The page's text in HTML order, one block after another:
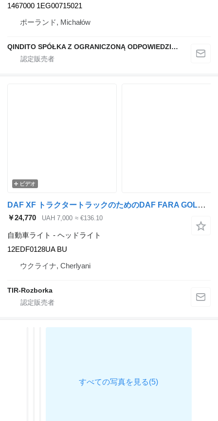
1467000 1EG00715021
ポーランド, Michałów
QINDITO SPÓŁKA Z OGRANICZONĄ ODPOWIEDZIALNOŚCIĄ
ビデオ
DAF XF トラクタートラックのためのDAF FARA GOLOVNA DAF XF106/CF EURO 6 >2013 ELEKTR. UPRAV. PRAV. (STA 12EDF0128UA BU ヘッドライト
￥24,770 UAH 7,000 ≈ €136.10
自動車ライト - ヘッドライト
12EDF0128UA BU
ウクライナ, Cherlyani
TIR-Rozborka